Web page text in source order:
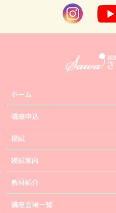
ホーム
講座申込
模試
模試案内
教材紹介
講座会場一覧